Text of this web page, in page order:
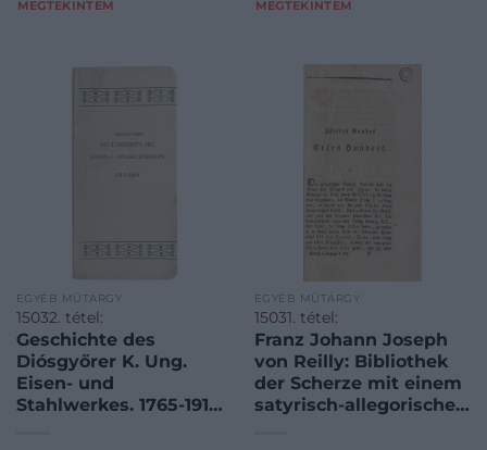
signature by the
MEGTEKINTEM József Ferenc (1840-1922) ál
MEGTEKINTEM
EGYÉB MŰTÁRGY
15032. tétel:
Geschichte des
Diósgyőrer K. Ung.
Eisen- und
Stahlwerkes. 1765-1910.
EGYÉB MŰTÁRGY
15031. tétel:
Franz Johann Joseph
von Reilly: Bibliothek
der Scherze mit einem
satyrisch-allegorischen